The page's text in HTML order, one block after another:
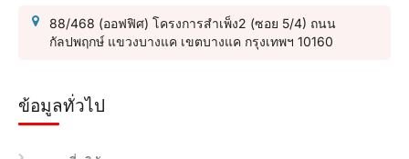
88/468 (ออฟฟิศ) โครงการสำเพ็ง2 (ซอย 5/4) ถนน
กัลปพฤกษ์ แขวงบางแค เขตบางแค กรุงเทพฯ 10160
ข้อมูลทั่วไป